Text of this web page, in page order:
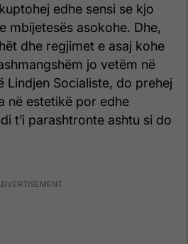
edhe sensi se kjo
mbijetesës asokohe. Dhe,
dhe regjimet e asaj kohe
jo vetëm në
Lindjen Socialiste, do prehej
në estetikë por edhe
t’i parashtronte ashtu si do